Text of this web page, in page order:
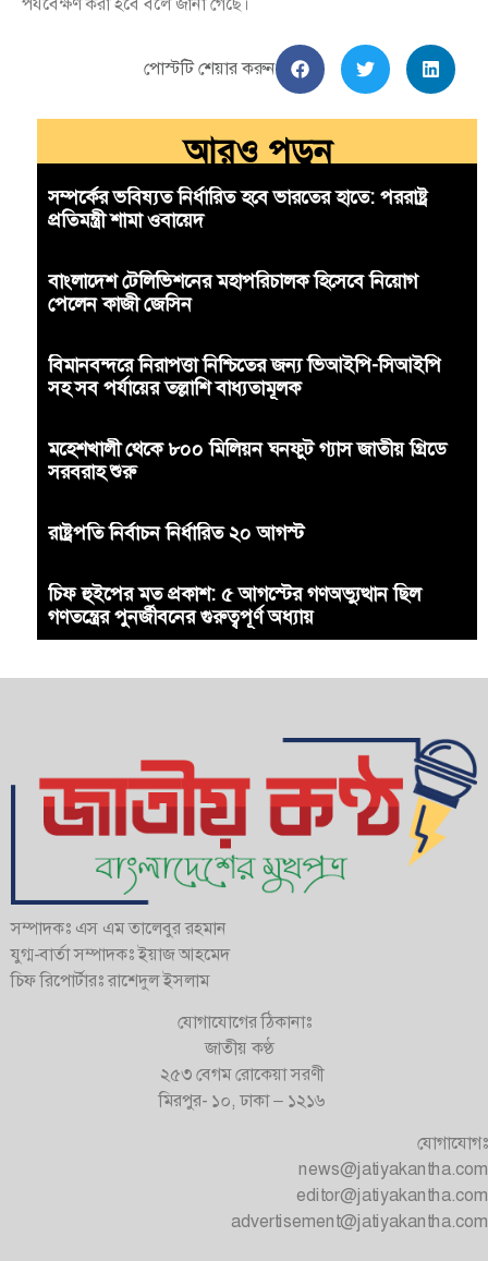
পোস্টটি শেয়ার করুন
আরও পড়ুন
সম্পর্কের ভবিষ্যত নির্ধারিত হবে ভারতের হাতে: পররাষ্ট্র
প্রতিমন্ত্রী শামা ওবায়েদ
বাংলাদেশ টেলিভিশনের মহাপরিচালক হিসেবে নিয়োগ
পেলেন কাজী জেসিন
বিমানবন্দরে নিরাপত্তা নিশ্চিতের জন্য ভিআইপি-সিআইপি
সহ সব পর্যায়ের তল্লাশি বাধ্যতামূলক
মহেশখালী থেকে ৮০০ মিলিয়ন ঘনফুট গ্যাস জাতীয় গ্রিডে
সরবরাহ শুরু
রাষ্ট্রপতি নির্বাচন নির্ধারিত ২০ আগস্ট
চিফ হুইপের মত প্রকাশ: ৫ আগস্টের গণঅভ্যুত্থান ছিল
গণতন্ত্রের পুনর্জীবনের গুরুত্বপূর্ণ অধ্যায়
সম্পাদকঃ এস এম তালেবুর রহমান
যুগ্ম-বার্তা সম্পাদকঃ ইয়াজ আহমেদ
চিফ রিপোর্টারঃ রাশেদুল ইসলাম
যোগাযোগের ঠিকানাঃ
জাতীয় কণ্ঠ
২৫৩ বেগম রোকেয়া সরণী
মিরপুর- ১০, ঢাকা – ১২১৬
যোগাযোগঃ
news@jatiyakantha.com
editor@jatiyakantha.com
advertisement@jatiyakantha.com